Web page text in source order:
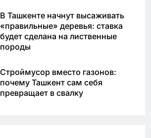
В Ташкенте начнут высаживать
«правильные» деревья: ставка
будет сделана на лиственные
породы
Строймусор вместо газонов:
почему Ташкент сам себя
превращает в свалку